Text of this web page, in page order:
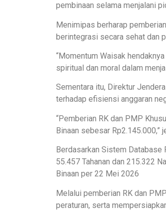
pembinaan selama menjalani
Menimipas berharap
berintegrasi secara sehat dan
“Momentum Waisak
spiritual dan moral dalam
Sementara itu, Direktur
terhadap efisiensi anggaran
“Pemberian RK dan PMP
Binaan sebesar Rp2.145.000,”
Berdasarkan Sistem Database
55.457 Tahanan dan 215.322
Binaan per 22 Mei 2026
Melalui pemberian RK dan
peraturan, serta